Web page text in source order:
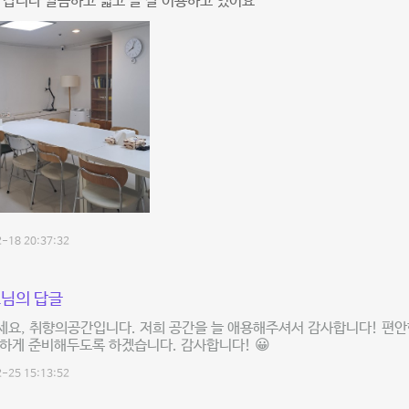
18 20:37:32
의 답글
요, 취향의공간입니다. 저희 공간을 늘 애용해주셔서 감사합니다! 편
게 준비해두도록 하겠습니다. 감사합니다! 😀
25 15:13:52